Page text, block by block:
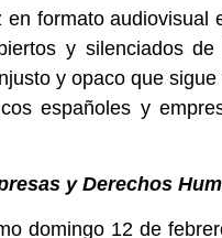
formato
y silenciados
y opaco que
españoles y
y Derechos
domingo 12 de